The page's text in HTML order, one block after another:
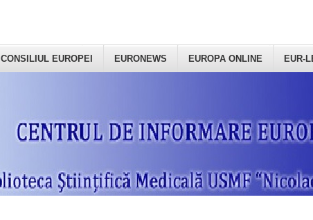
CONSILIUL EUROPEI EURONEWS EUROPA ONLINE EUR-